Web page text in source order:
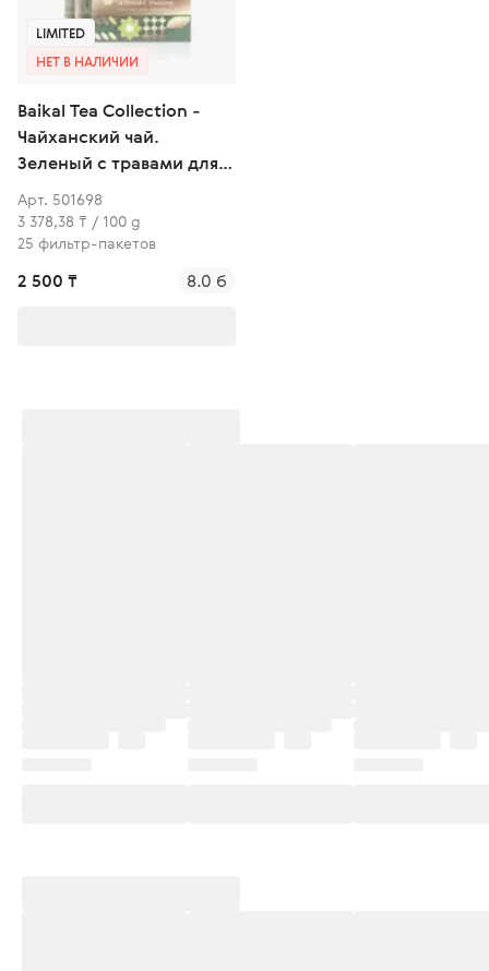
LIMITED
НЕТ В НАЛИЧИИ
Baikal Tea Collection -
Чайханский чай.
Зеленый с травами для
спокойствия и гармонии
Арт. 501698
3 378,38 ₸ / 100 g
25 фильтр-пакетов
2 500 ₸ 8.0 б